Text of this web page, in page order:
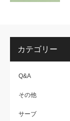
カテゴリー
Q&A
その他
サーブ